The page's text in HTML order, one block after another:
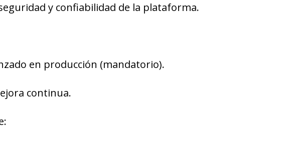
y confiabilidad de la plataforma.
en producción (mandatorio).
continua.